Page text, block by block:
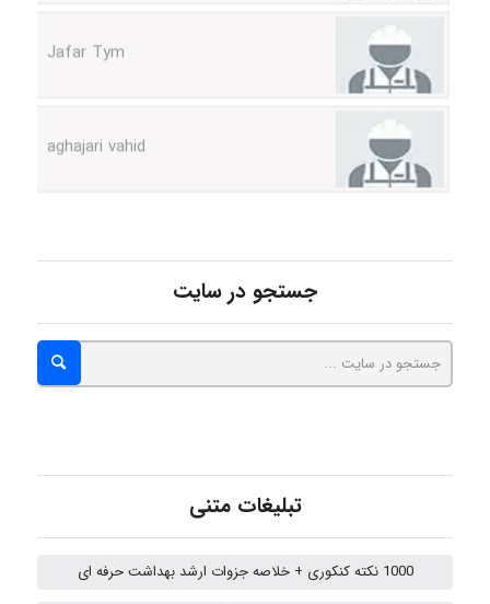
emami
جستجو در سایت
تبلیغات متنی
1000 نکته کنکوری + خلاصه جزوات ارشد بهداشت حرفه ای